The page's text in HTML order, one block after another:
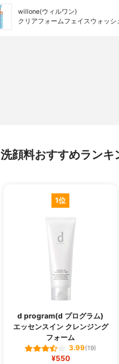
willone(ウィルワン)
クリアフォームフェイスウォッシ
洗顔料おすすめランキ
1位
d program(d プログラム)
エッセンスイン クレンジング
フォーム
3.99(19)
¥550